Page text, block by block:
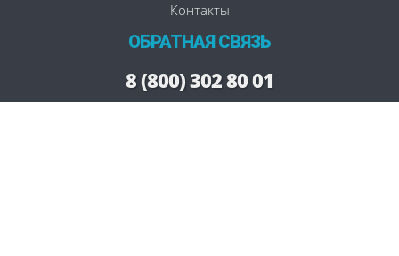
Контакты
ОБРАТНАЯ СВЯЗЬ
8 (800) 302 80 01